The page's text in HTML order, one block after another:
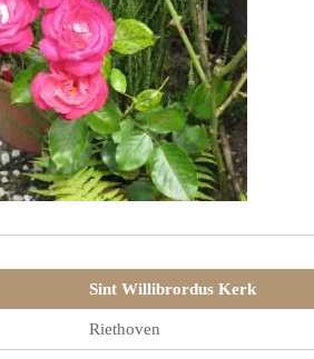
Sint Willibrordus Kerk
Riethoven